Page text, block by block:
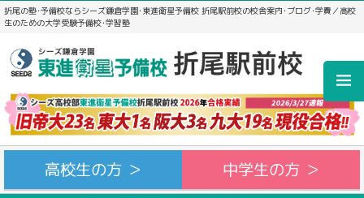
折尾の塾･予備校ならシーズ鎌倉学園･東進衛星予備校 折尾駅前校の校舎案内･ブログ･学費／高校
生のための大学受験予備校･学習塾
高校生の方 ＞ 中学生の方 ＞